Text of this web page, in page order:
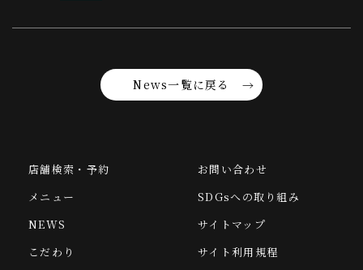
News一覧に戻る
店舗検索・予約
メニュー
NEWS
こだわり
お問い合わせ
SDGsへの取り組み
サイトマップ
サイト利用規程